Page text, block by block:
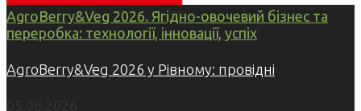
AgroBerry&Veg 2026. Ягідно-овочевий бізнес та
переробка: технології, інновації, успіх
AgroBerry&Veg 2026 у Рівному: провідні